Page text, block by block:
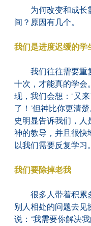
为何改变和成长
间？原因有几个。
我们是进度迟缓的学
我们往往需要重
十次，才能真的学会
现，我们会想：“又
了！"但神比你更清
史明显告诉我们，人
神的教导，并且很快
以我们需要反复学习。
我们要除掉老我
很多人带着积累
别人相处的问题去见
说：“我需要你解决